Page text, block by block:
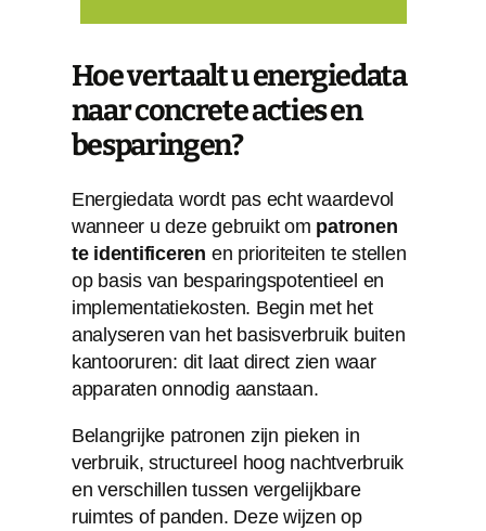
Hoe vertaalt u energiedata
naar concrete acties en
besparingen?
Energiedata wordt pas echt waardevol
wanneer u deze gebruikt om patronen
te identificeren en prioriteiten te stellen
op basis van besparingspotentieel en
implementatiekosten. Begin met het
analyseren van het basisverbruik buiten
kantooruren: dit laat direct zien waar
apparaten onnodig aanstaan.
Belangrijke patronen zijn pieken in
verbruik, structureel hoog nachtverbruik
en verschillen tussen vergelijkbare
ruimtes of panden. Deze wijzen op